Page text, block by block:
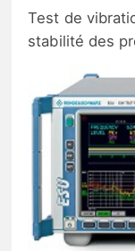
Test de
stabilité des